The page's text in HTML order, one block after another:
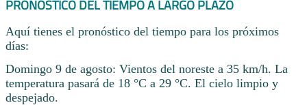
PRONÓSTICO DEL TIEMPO A LARGO PLAZO
Aquí tienes el pronóstico del tiempo para los próximos
días:
Domingo 9 de agosto: Vientos del noreste a 35 km/h. La
temperatura pasará de 18 °C a 29 °C. El cielo limpio y
despejado.